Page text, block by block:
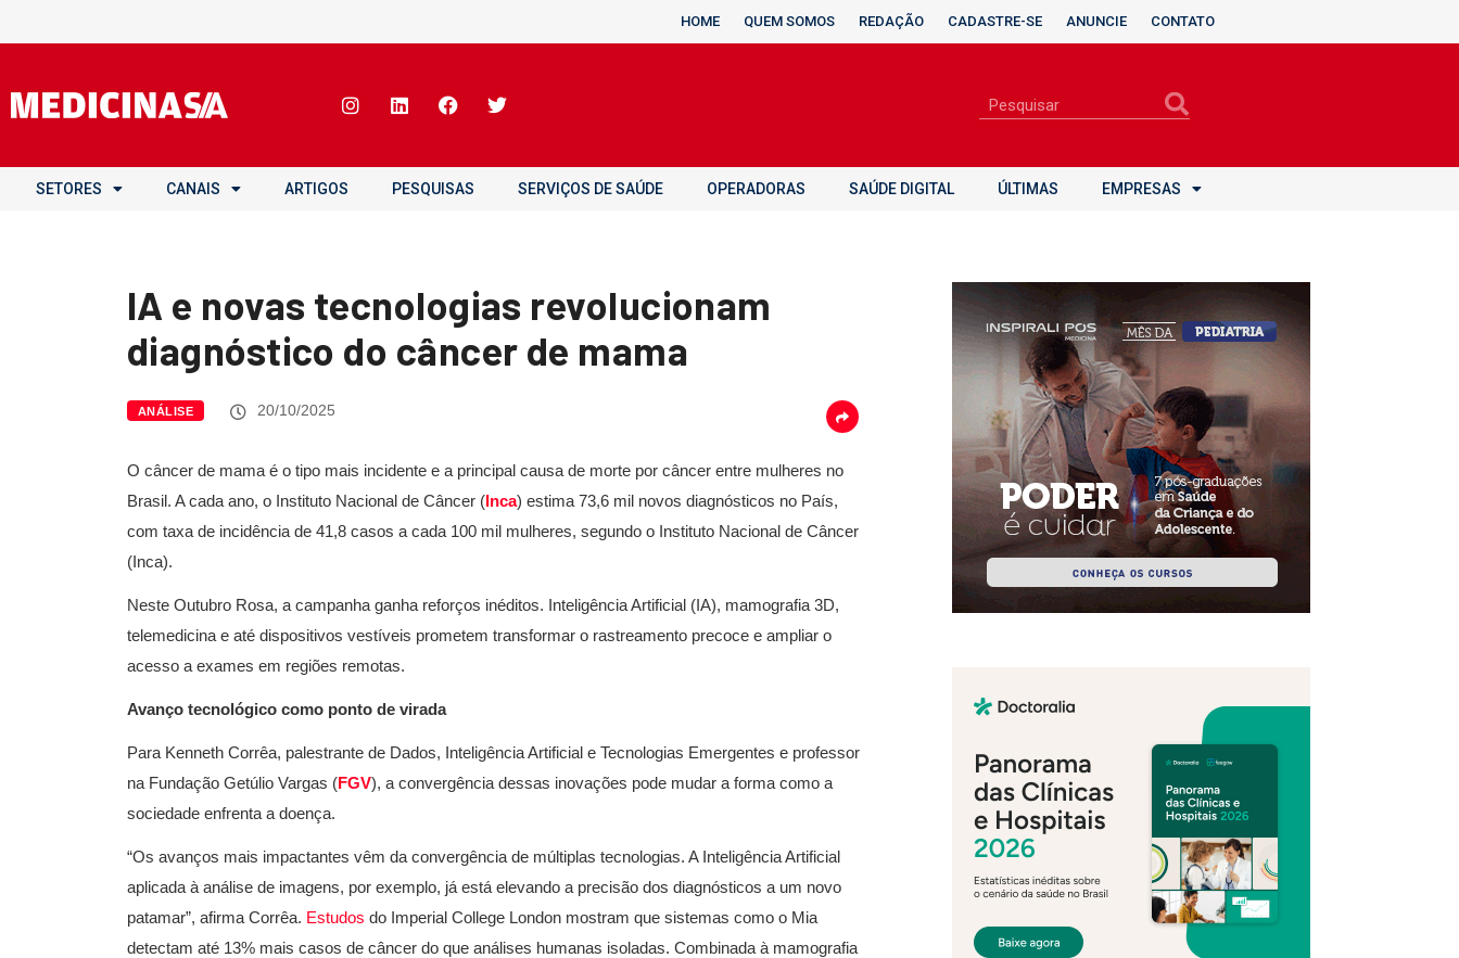
HOME QUEM SOMOS REDAÇÃO CADASTRE-SE ANUNCIE CONTATO
SETORES CANAIS ARTIGOS PESQUISAS SERVIÇOS DE SAÚDE OPERADORAS SAÚDE DIGITAL ÚLTIMAS EMPRESAS
IA e novas tecnologias revolucionam
diagnóstico do câncer de mama
ANÁLISE 20/10/2025
O câncer de mama é o tipo mais incidente e a principal causa de morte por câncer entre mulheres no
Brasil. A cada ano, o Instituto Nacional de Câncer (Inca) estima 73,6 mil novos diagnósticos no País,
com taxa de incidência de 41,8 casos a cada 100 mil mulheres, segundo o Instituto Nacional de Câncer
(Inca).
Neste Outubro Rosa, a campanha ganha reforços inéditos. Inteligência Artificial (IA), mamografia 3D,
telemedicina e até dispositivos vestíveis prometem transformar o rastreamento precoce e ampliar o
acesso a exames em regiões remotas.
Avanço tecnológico como ponto de virada
Para Kenneth Corrêa, palestrante de Dados, Inteligência Artificial e Tecnologias Emergentes e professor
na Fundação Getúlio Vargas (FGV), a convergência dessas inovações pode mudar a forma como a
sociedade enfrenta a doença.
“Os avanços mais impactantes vêm da convergência de múltiplas tecnologias. A Inteligência Artificial
aplicada à análise de imagens, por exemplo, já está elevando a precisão dos diagnósticos a um novo
patamar”, afirma Corrêa. Estudos do Imperial College London mostram que sistemas como o Mia
detectam até 13% mais casos de câncer do que análises humanas isoladas. Combinada à mamografia